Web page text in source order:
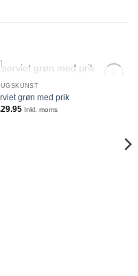
IKKE PÅ LAGER
grøn med prik
29.95 Inkl. moms